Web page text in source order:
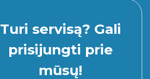
Turi servisą? Gali
prisijungti prie
mūsų!